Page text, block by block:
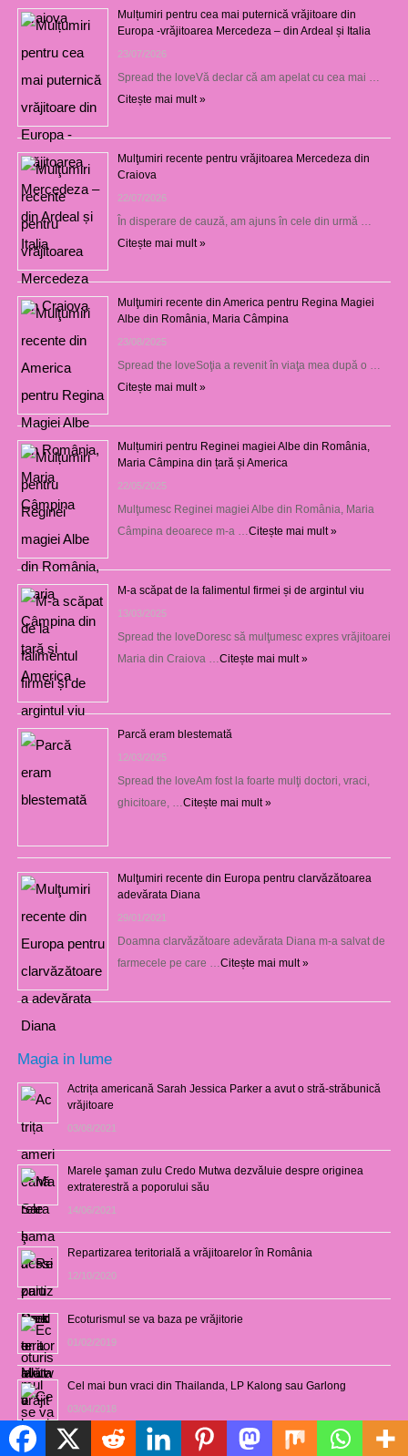
Mulțumiri pentru cea mai puternică vrăjitoare din
Europa -vrăjitoarea Mercedeza – din Ardeal și Italia
23/07/2026
Spread the loveVă declar că am apelat cu cea mai …
Citește mai mult »
Mulţumiri recente pentru vrăjitoarea Mercedeza din
Craiova
22/07/2026
În disperare de cauză, am ajuns în cele din urmă …
Citește mai mult »
Mulţumiri recente din America pentru Regina Magiei
Albe din România, Maria Câmpina
23/08/2025
Spread the loveSoţia a revenit în viaţa mea după o …
Citește mai mult »
Mulțumiri pentru Reginei magiei Albe din România,
Maria Câmpina din țară și America
22/05/2025
Mulţumesc Reginei magiei Albe din România, Maria
Câmpina deoarece m-a …Citește mai mult »
M-a scăpat de la falimentul firmei și de argintul viu
13/03/2025
Spread the loveDoresc să mulţumesc expres vrăjitoarei
Maria din Craiova …Citește mai mult »
Parcă eram blestemată
12/03/2025
Spread the loveAm fost la foarte mulţi doctori, vraci,
ghicitoare, …Citește mai mult »
Mulţumiri recente din Europa pentru clarvăzătoarea
adevărata Diana
29/01/2021
Doamna clarvăzătoare adevărata Diana m-a salvat de
farmecele pe care …Citește mai mult »
Magia in lume
Actrița americană Sarah Jessica Parker a avut o stră-străbunică
vrăjitoare
03/08/2021
Marele şaman zulu Credo Mutwa dezvăluie despre originea
extraterestră a poporului său
14/06/2021
Repartizarea teritorială a vrăjitoarelor în România
12/10/2020
Ecoturismul se va baza pe vrăjitorie
01/02/2019
Cel mai bun vraci din Thailanda, LP Kalong sau Garlong
03/04/2018
Magia în Uganda
Politică de cookie-uri